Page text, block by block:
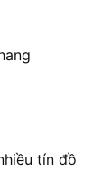
tín đồ